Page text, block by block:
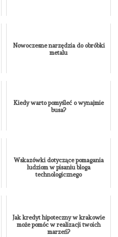
Nowoczesne narzędzia do obróbki
metalu
Kiedy warto pomyśleć o wynajmie
busa?
Wskazówki dotyczące pomagania
ludziom w pisaniu bloga
technologicznego
Jak kredyt hipoteczny w krakowie
może pomóc w realizacji twoich
marzeń?